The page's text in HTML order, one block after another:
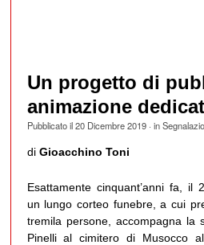
Un progetto di
animazione
Pubblicato il20 Dicembre 2019· in
di Gioacchino Toni
Esattamente cinquant’anni fa, il
un lungo corteo funebre, a cui
tremila persone, accompagna la
Pinelli al cimitero di Musocco